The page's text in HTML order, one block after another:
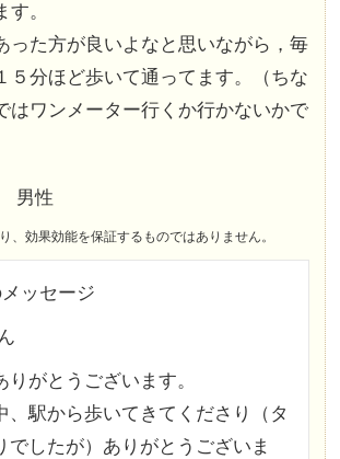
。
った方が良いよなと思いながら，毎
５分ほど歩いて通ってます。（ちな
はワンメーター行くか行かないかで
男性
、効果効能を保証するものではありません。
ッセージ
りがとうございます。
、駅から歩いてきてくださり（タ
でしたが）ありがとうございま